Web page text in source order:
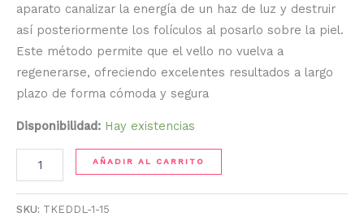
aparato canalizar la energía de un haz de luz y destruir
así posteriormente los folículos al posarlo sobre la piel.
Este método permite que el vello no vuelva a
regenerarse, ofreciendo excelentes resultados a largo
plazo de forma cómoda y segura
Disponibilidad: Hay existencias
AÑADIR AL CARRITO
SKU: TKEDDL-1-15